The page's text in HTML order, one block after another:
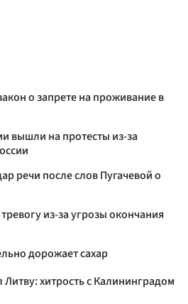
о запрете на проживание в
вышли на протесты из-за
речи после слов Пугачевой о
из-за угрозы окончания
дорожает сахар
хитрость с Калининградом